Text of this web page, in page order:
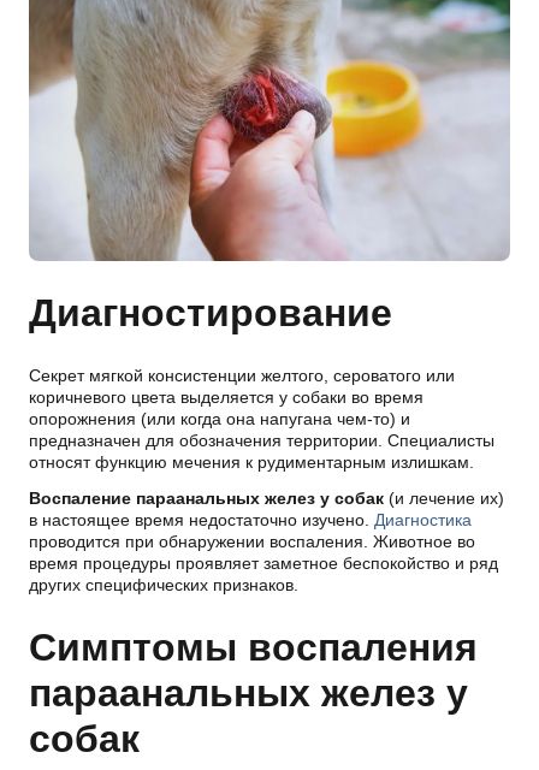
Диагностирование
Секрет мягкой консистенции желтого, сероватого или
коричневого цвета выделяется у собаки во время
опорожнения (или когда она напугана чем-то) и
предназначен для обозначения территории. Специалисты
относят функцию мечения к рудиментарным излишкам.
Воспаление параанальных желез у собак (и лечение их)
в настоящее время недостаточно изучено. Диагностика
проводится при обнаружении воспаления. Животное во
время процедуры проявляет заметное беспокойство и ряд
других специфических признаков.
Симптомы воспаления
параанальных желез у
собак